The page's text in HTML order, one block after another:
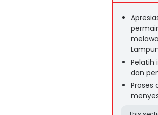
Pelatih
dan
Proses